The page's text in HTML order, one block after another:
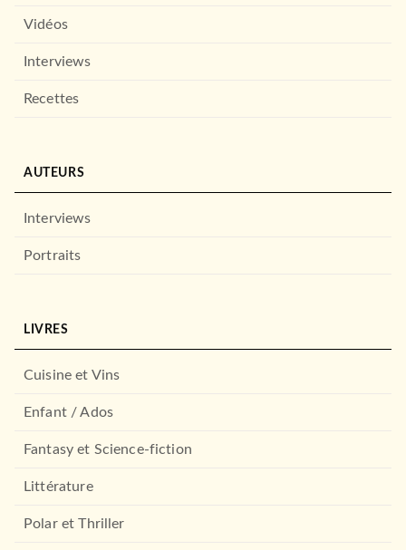
ARMAND COLIN
Marie-Claude Hubert
ARMAND COLIN
Vidéos
Interviews
Recettes
AUTEURS
Interviews
Portraits
LIVRES
Cuisine et Vins
Enfant / Ados
Fantasy et Science-fiction
Littérature
Polar et Thriller